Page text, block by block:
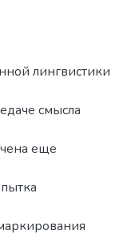
лингвистики
смысла
еще